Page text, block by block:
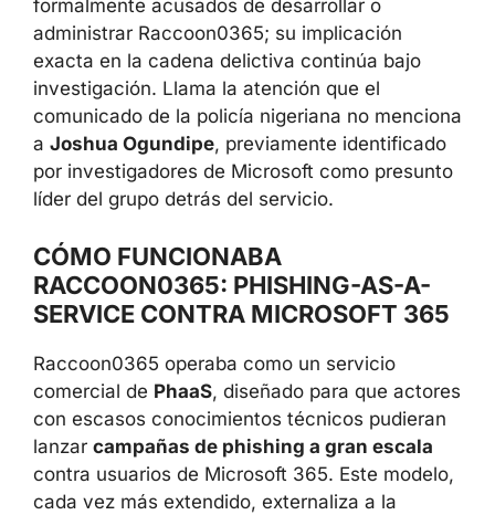
Los otros dos detenidos no han sido, por
ahora, formalmente acusados de desarrollar o
administrar Raccoon0365; su implicación
exacta en la cadena delictiva continúa bajo
investigación. Llama la atención que el
comunicado de la policía nigeriana no
menciona aJoshua Ogundipe, previamente
como presunto líder del grupo detrás del
servicio.
RACCOON0365: PHISHING-AS-A-
SERVICE CONTRA MICROSOFT
365
Raccoon0365 operaba como un servicio
comercial dePhaaS, diseñado para que